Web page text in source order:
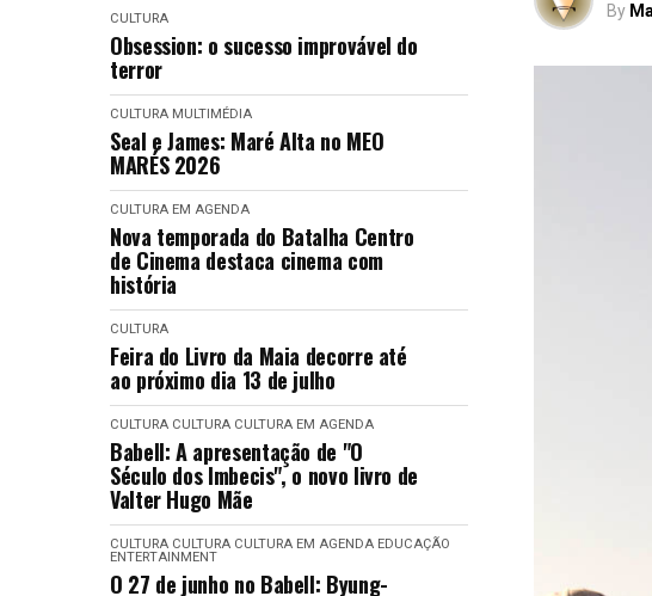
CULTURA
Obsession: o sucesso improvável do
terror
CULTURA MULTIMÉDIA
Seal e James: Maré Alta no MEO
MARÉS 2026
CULTURA EM AGENDA
Nova temporada do Batalha Centro
de Cinema destaca cinema com
história
CULTURA
Feira do Livro da Maia decorre até
ao próximo dia 13 de julho
CULTURA CULTURA CULTURA EM AGENDA
Babell: A apresentação de "O
Século dos Imbecis", o novo livro de
Valter Hugo Mãe
CULTURA CULTURA CULTURA EM AGENDA EDUCAÇÃO
ENTERTAINMENT
O 27 de junho no Babell: Byung-
By